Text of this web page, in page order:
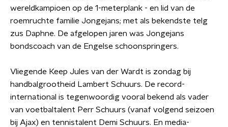
wereldkampioen op de 1-meterplank - en lid van de
roemruchte familie Jongejans; met als bekendste telg
zus Daphne. De afgelopen jaren was Jongejans
bondscoach van de Engelse schoonspringers.
Vliegende Keep Jules van der Wardt is zondag bij
handbalgrootheid Lambert Schuurs. De record-
international is tegenwoordig vooral bekend als vader
van voetbaltalent Perr Schuurs (vanaf volgend seizoen
bij Ajax) en tennistalent Demi Schuurs. En media-